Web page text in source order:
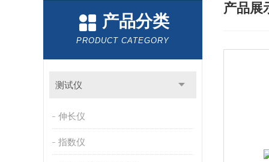
产品分类
PRODUCT CATEGORY
测试仪
伸长仪
指数仪
产品展